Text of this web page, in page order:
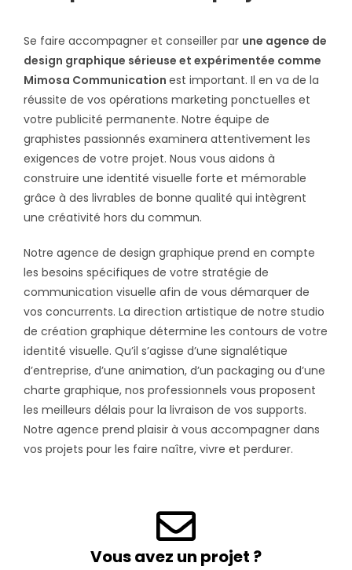
Se faire accompagner et conseiller par une agence de
design graphique sérieuse et expérimentée comme
Mimosa Communication est important. Il en va de la
réussite de vos opérations marketing ponctuelles et
votre publicité permanente. Notre équipe de
graphistes passionnés examinera attentivement les
exigences de votre projet. Nous vous aidons à
construire une identité visuelle forte et mémorable
grâce à des livrables de bonne qualité qui intègrent
une créativité hors du commun.
Notre agence de design graphique prend en compte
les besoins spécifiques de votre stratégie de
communication visuelle afin de vous démarquer de
vos concurrents. La direction artistique de notre studio
de création graphique détermine les contours de votre
identité visuelle. Qu’il s’agisse d’une signalétique
d’entreprise, d’une animation, d’un packaging ou d’une
charte graphique, nos professionnels vous proposent
les meilleurs délais pour la livraison de vos supports.
Notre agence prend plaisir à vous accompagner dans
vos projets pour les faire naître, vivre et perdurer.
Vous avez un projet ?